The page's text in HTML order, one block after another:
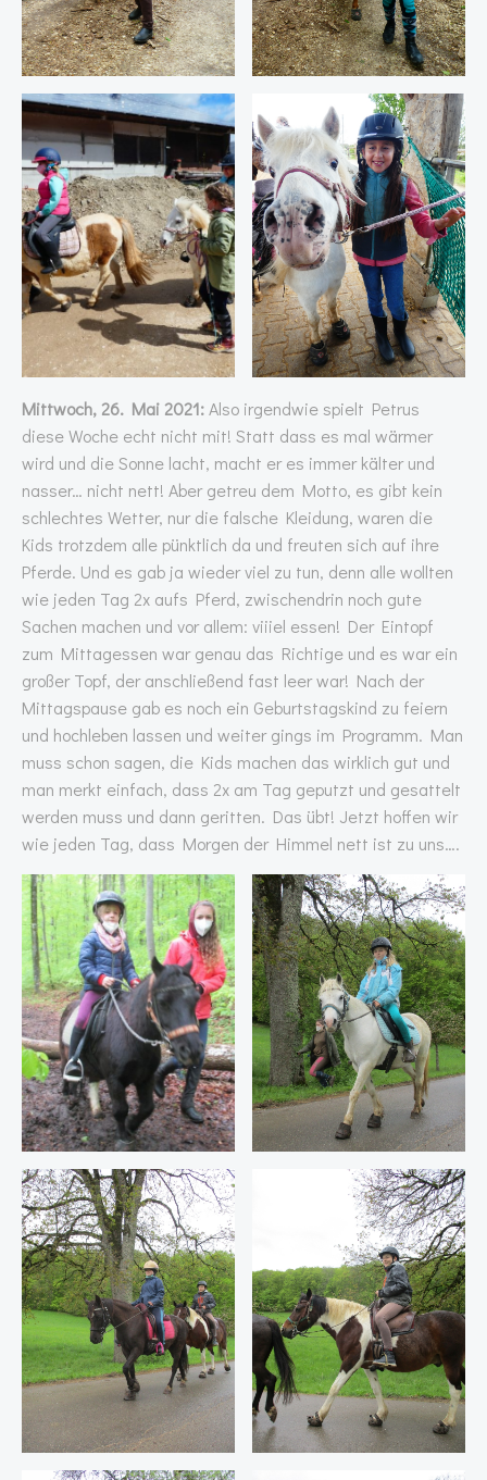
Mittwoch, 26. Mai 2021:Also irgendwie spielt Petrus
diese Woche echt nicht mit! Statt dass es mal wärmer
wird und die Sonne lacht, macht er es immer kälter und
nasser… nicht nett! Aber getreu dem Motto, es gibt kein
schlechtes Wetter, nur die falsche Kleidung, waren die
Kids trotzdem alle pünktlich da und freuten sich auf ihre
Pferde. Und es gab ja wieder viel zu tun, denn alle wollten
wie jeden Tag 2x aufs Pferd, zwischendrin noch gute
Sachen machen und vor allem: viiiel essen! Der Eintopf
zum Mittagessen war genau das Richtige und es war ein
großer Topf, der anschließend fast leer war! Nach der
Mittagspause gab es noch ein Geburtstagskind zu feiern
und hochleben lassen und weiter gings im Programm. Man
muss schon sagen, die Kids machen das wirklich gut und
man merkt einfach, dass 2x am Tag geputzt und gesattelt
werden muss und dann geritten. Das übt! Jetzt hoffen wir
wie jeden Tag, dass Morgen der Himmel nett ist zu uns….